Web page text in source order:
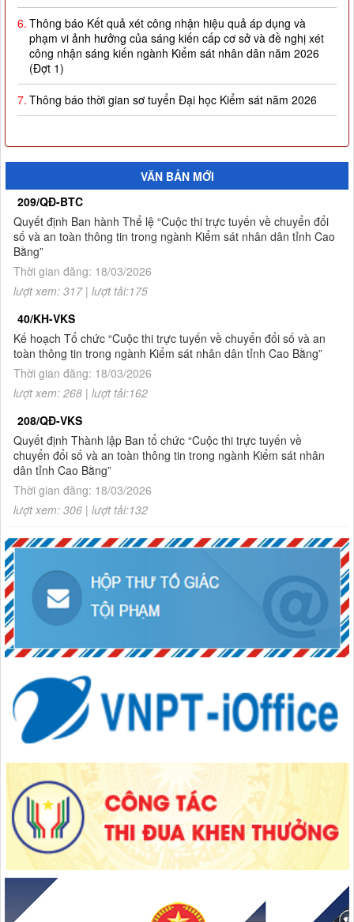
6. Thông báo Kết quả xét công nhận hiệu quả áp dụng và
phạm vi ảnh hưởng của sáng kiến cấp cơ sở và đề nghị xét
công nhận sáng kiến ngành Kiểm sát nhân dân năm 2026
(Đợt 1)
7. Thông báo thời gian sơ tuyển Đại học Kiểm sát năm 2026
Quyết định công nhận kết quả và trao giải thưởng Cuộc thi
trực tuyến về chuyển đổi số và an toàn thông tin trong ngành
Kiểm sát nhân dân tỉnh Cao Bằng
10.Thông báo Kết quả Cuộc thi trực tuyến về chuyển đổi số và
an toàn thông tin trong ngành Kiểm sát nhân dân tỉnh Cao
Bằng
1.Thông báo tuyển sinh đào tạo trình độ thạc sĩ ngành Luật
hình sự và tố tụng hình sự (khóa 8), ngành Luật (khóa 3) đợt
2 năm 2026
2. Quyết định về việc công bố công khai giao dự toán NSNN
năm 2026
VĂN BẢN MỚI
209/QĐ-BTC
Quyết định Ban hành Thể lệ “Cuộc thi trực tuyến về chuyển đổi
số và an toàn thông tin trong ngành Kiểm sát nhân dân tỉnh Cao
Bằng”
Thời gian đăng: 18/03/2026
lượt xem: 317 | lượt tải:175
40/KH-VKS
Kế hoạch Tổ chức “Cuộc thi trực tuyến về chuyển đổi số và an
toàn thông tin trong ngành Kiểm sát nhân dân tỉnh Cao Bằng”
Thời gian đăng: 18/03/2026
lượt xem: 268 | lượt tải:162
208/QĐ-VKS
Quyết định Thành lập Ban tổ chức “Cuộc thi trực tuyến về
chuyển đổi số và an toàn thông tin trong ngành Kiểm sát nhân
dân tỉnh Cao Bằng”
Thời gian đăng: 18/03/2026
lượt xem: 306 | lượt tải:132